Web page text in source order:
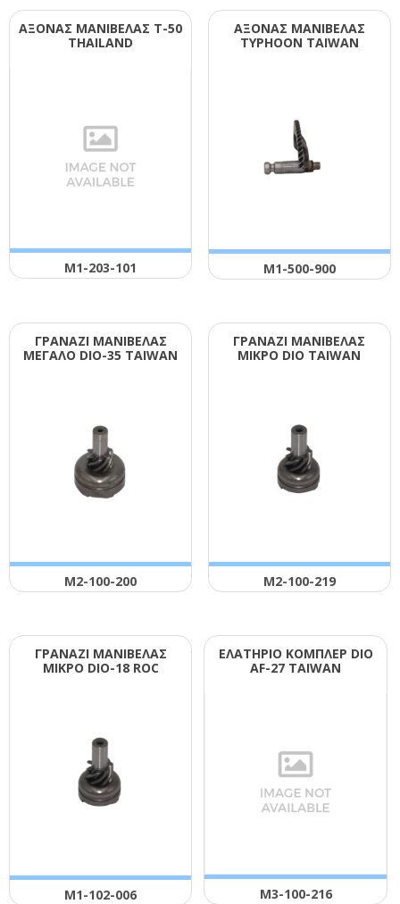
ΑΞΟΝΑΣ ΜΑΝΙΒΕΛΑΣ Τ-50
ΤΗΑΙLΑΝD
Μ1-203-101
ΑΞΟΝΑΣ ΜΑΝΙΒΕΛΑΣ
ΤΥΡΗΟΟΝ ΤΑΙWΑΝ
Μ1-500-900
ΓΡΑΝΑΖΙ ΜΑΝΙΒΕΛΑΣ
ΜΕΓΑΛΟ DΙΟ-35 ΤΑΙWΑΝ
Μ2-100-200
ΓΡΑΝΑΖΙ ΜΑΝΙΒΕΛΑΣ
ΜΙΚΡΟ DΙΟ ΤΑΙWΑΝ
Μ2-100-219
ΓΡΑΝΑΖΙ ΜΑΝΙΒΕΛΑΣ
ΜΙΚΡΟ DΙΟ-18 RΟC
Μ1-102-006
ΕΛΑΤΗΡΙΟ ΚΟΜΠΛΕΡ DΙΟ
ΑF-27 ΤΑΙWΑΝ
Μ3-100-216